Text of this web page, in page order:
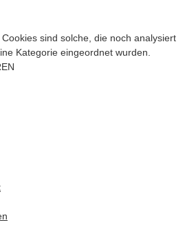
sind solche, die noch analysiert
Kategorie eingeordnet wurden.